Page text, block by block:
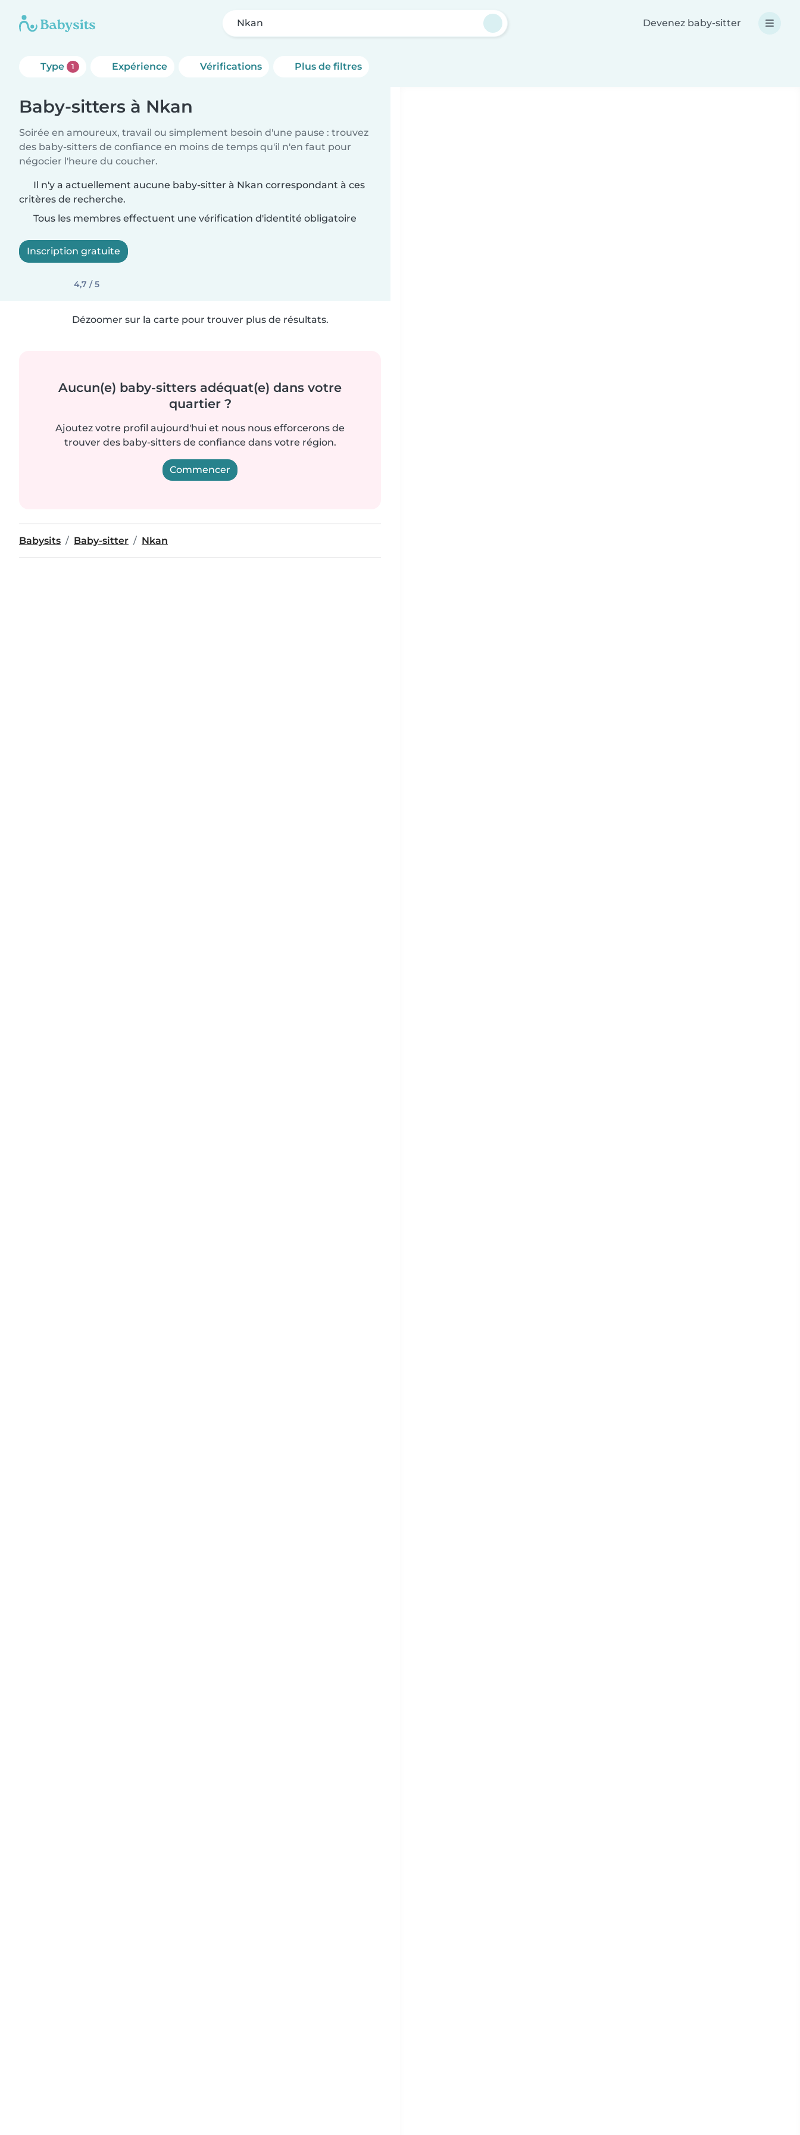
Nkan Devenez baby-sitter
Type 1 Expérience Vérifications Plus de filtres
Baby-sitters à Nkan
Soirée en amoureux, travail ou simplement besoin d'une pause : trouvez
des baby-sitters de confiance en moins de temps qu'il n'en faut pour
négocier l'heure du coucher.
Il n'y a actuellement aucune baby-sitter à Nkan correspondant à ces
critères de recherche.
Tous les membres effectuent une vérification d'identité obligatoire
Inscription gratuite
4,7 / 5
Dézoomer sur la carte pour trouver plus de résultats.
Aucun(e) baby-sitters adéquat(e) dans votre
quartier ?
Ajoutez votre profil aujourd'hui et nous nous efforcerons de
trouver des baby-sitters de confiance dans votre région.
Commencer
Babysits Baby-sitter Nkan